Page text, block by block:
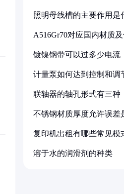
照明母线槽的主要作用是
A516Gr70对应国内材质
镀镍钢带可以过多少电流
计量泵如何达到控制和调
联轴器的轴孔形式有三种
不锈钢材质厚度允许误差
复印机出租有哪些常见模
溶于水的润滑剂的种类